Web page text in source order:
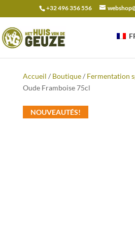
+32 496 356 556
pour :
Accueil / Boutique/ Fermentation
Oude Framboise 75cl
NOUVEAUTÉS!